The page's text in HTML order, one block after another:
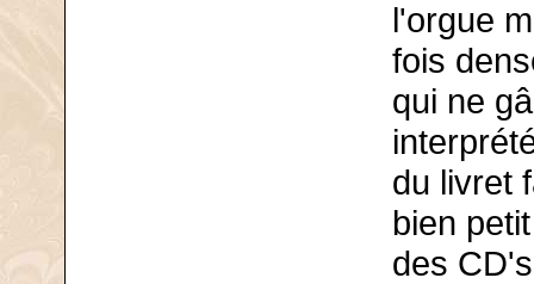
l'orgue
fois
qui ne
du livret
bien
des